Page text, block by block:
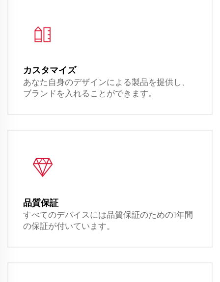
カスタマイズ
あなた自身のデザインによる製品を提供し、
ブランドを入れることができます。
品質保証
すべてのデバイスには品質保証のための1年間
の保証が付いています。